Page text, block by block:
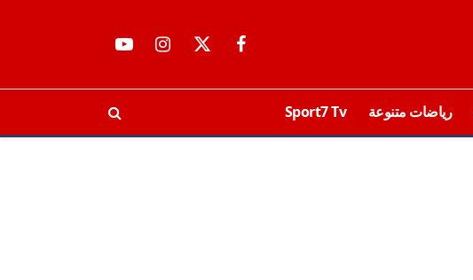
فيسبوكX
الانستغراميوتيوب
رياضات متنوعة Sport7 Tv